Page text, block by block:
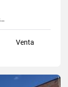
Estacionamiento
Venta